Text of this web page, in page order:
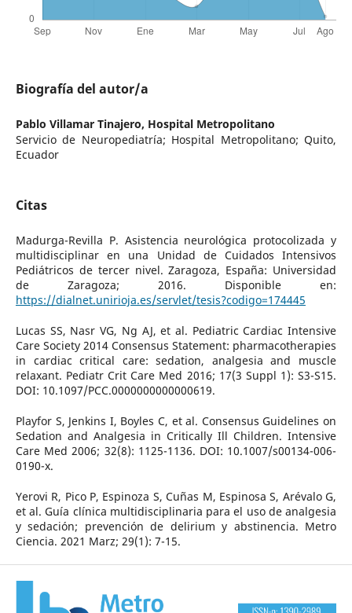
Biografía del autor/a
Pablo Villamar Tinajero, Hospital Metropolitano
Servicio de Neuropediatría; Hospital Metropolitano; Quito,
Ecuador
Citas
Madurga-Revilla P. Asistencia neurológica protocolizada y
multidisciplinar en una Unidad de Cuidados Intensivos
Pediátricos de tercer nivel. Zaragoza, España: Universidad
de Zaragoza; 2016. Disponible en:
https://dialnet.unirioja.es/servlet/tesis?codigo=174445
Lucas SS, Nasr VG, Ng AJ, et al. Pediatric Cardiac Intensive
Care Society 2014 Consensus Statement: pharmacotherapies
in cardiac critical care: sedation, analgesia and muscle
relaxant. Pediatr Crit Care Med 2016; 17(3 Suppl 1): S3-S15.
DOI: 10.1097/PCC.0000000000000619.
Playfor S, Jenkins I, Boyles C, et al. Consensus Guidelines on
Sedation and Analgesia in Critically Ill Children. Intensive
Care Med 2006; 32(8): 1125-1136. DOI: 10.1007/s00134-006-
0190-x.
Yerovi R, Pico P, Espinoza S, Cuñas M, Espinosa S, Arévalo G,
et al. Guía clínica multidisciplinaria para el uso de analgesia
y sedación; prevención de delirium y abstinencia. Metro
Ciencia. 2021 Marz; 29(1): 7-15.